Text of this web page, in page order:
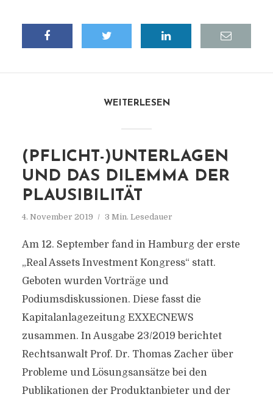
WEITERLESEN
(PFLICHT-)UNTERLAGEN
UND DAS DILEMMA DER
PLAUSIBILITÄT
4. November 2019 3 Min. Lesedauer
Am 12. September fand in Hamburg der erste
„Real Assets Investment Kongress“ statt.
Geboten wurden Vorträge und
Podiumsdiskussionen. Diese fasst die
Kapitalanlagezeitung EXXECNEWS
zusammen. In Ausgabe 23/2019 berichtet
Rechtsanwalt Prof. Dr. Thomas Zacher über
Probleme und Lösungsansätze bei den
Publikationen der Produktanbieter und der